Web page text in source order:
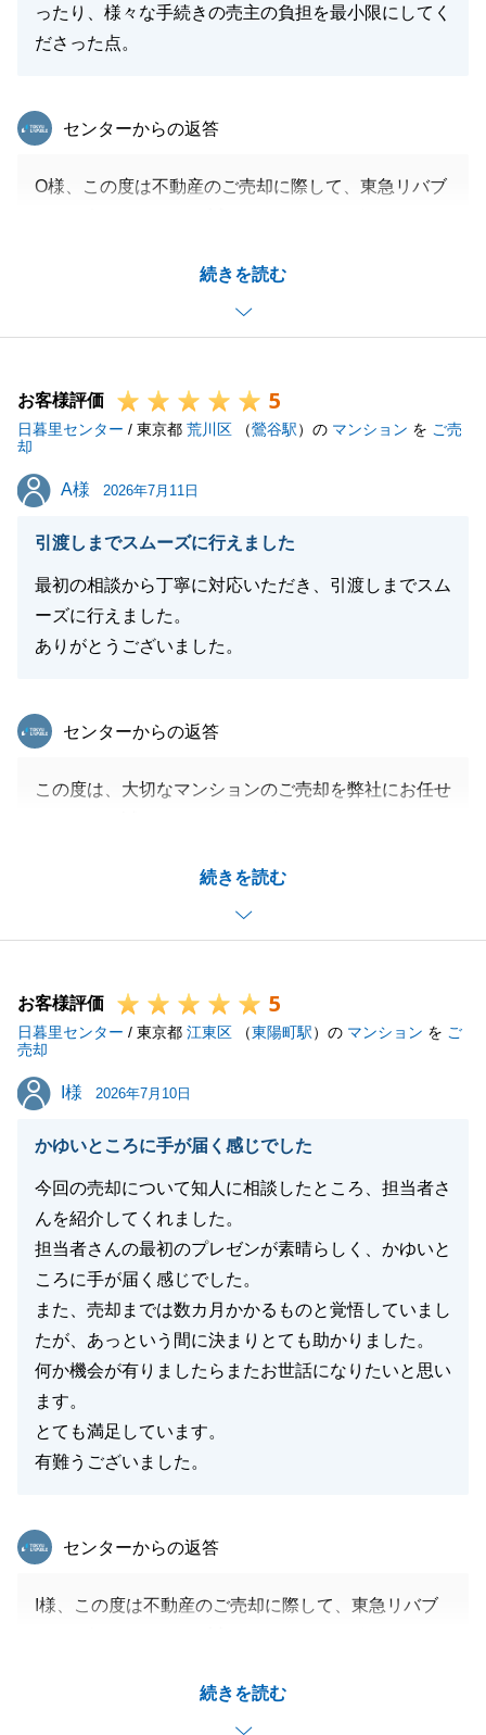
ったり、様々な手続きの売主の負担を最小限にしてく
ださった点。
続きを読む
東急リバブル
センターからの返答
O様、この度は不動産のご売却に際して、東急リバブ
いただき重ねて御礼申し上げます。
今後も不動産の事で何かお役に立てることがございま
したら、お気兼ねなくお尋ねくださいませ。
閉じる
お客様評価 5
日暮里センター / 東京都 荒川区 （鶯谷駅）の マンション を ご売
却
A様
A様 2026年7月11日
引渡しまでスムーズに行えました
最初の相談から丁寧に対応いただき、引渡しまでスム
ーズに行えました。
ありがとうございました。
続きを読む
東急リバブル
センターからの返答
この度は、大切なマンションのご売却を弊社にお任せ
変光栄に思っております。
A様の迅速なご協力のおかげで、無事に取引を進める
ことができました。
また不動産にてお困り事がございましたらお気軽にお
申し付けください。
お客様評価 5
日暮里センター / 東京都 江東区 （東陽町駅）の マンション を ご
売却
I様
I様 2026年7月10日
かゆいところに手が届く感じでした
今回の売却について知人に相談したところ、担当者さ
んを紹介してくれました。
担当者さんの最初のプレゼンが素晴らしく、かゆいと
ころに手が届く感じでした。
また、売却までは数カ月かかるものと覚悟していまし
たが、あっという間に決まりとても助かりました。
何か機会が有りましたらまたお世話になりたいと思い
ます。
とても満足しています。
有難うございました。
続きを読む
東急リバブル
センターからの返答
I様、この度は不動産のご売却に際して、東急リバブ
今後も不動産の事で何かお役に立てる事がございまし